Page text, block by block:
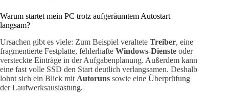
Warum startet mein PC trotz aufgeräumtem Autostart
langsam?
Ursachen gibt es viele: Zum Beispiel veraltete Treiber, eine
fragmentierte Festplatte, fehlerhafte Windows-Dienste oder
versteckte Einträge in der Aufgabenplanung. Außerdem kann
eine fast volle SSD den Start deutlich verlangsamen. Deshalb
lohnt sich ein Blick mit Autoruns sowie eine Überprüfung
der Laufwerksauslastung.